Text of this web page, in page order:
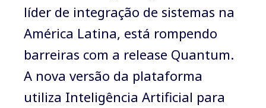
líder de integração de sistemas na
América Latina, está rompendo
barreiras com a release Quantum.
A nova versão da plataforma
utiliza Inteligência Artificial para